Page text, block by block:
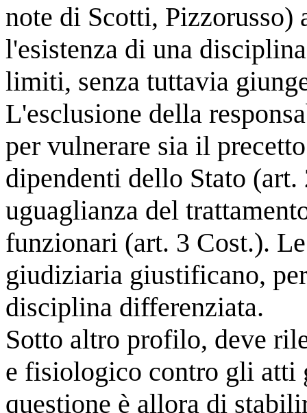
note di Scotti, Pizzorusso)
l'esistenza di una
limiti, senza tuttavia
L'esclusione della
per vulnerare sia il
dipendenti dello Stato
uguaglianza del
funzionari (art. 3 Cost.).
giudiziaria giustificano,
disciplina differenziata.
Sotto altro profilo, deve
e fisiologico contro gli atti
questione è allora di